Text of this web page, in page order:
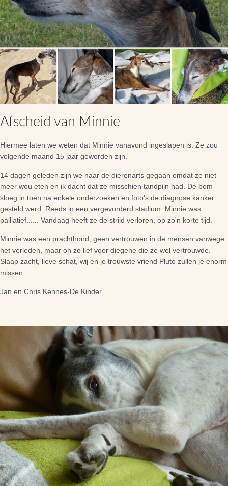
Afscheid van Minnie
Hiermee laten we weten dat Minnie vanavond ingeslapen is. Ze zou
volgende maand 15 jaar geworden zijn.
14 dagen geleden zijn we naar de dierenarts gegaan omdat ze niet
meer wou eten en ik dacht dat ze misschien tandpijn had. De bom
sloeg in toen na enkele onderzoeken en foto's de diagnose kanker
gesteld werd. Reeds in een vergevorderd stadium. Minnie was
palliatief...... Vandaag heeft ze de strijd verloren, op zo'n korte tijd.
Minnie was een prachthond, geen vertrouwen in de mensen vanwege
het verleden, maar oh zo lief voor diegene die ze wel vertrouwde.
Slaap zacht, lieve schat, wij en je trouwste vriend Pluto zullen je enorm
missen.
Jan en Chris Kennes-De Kinder